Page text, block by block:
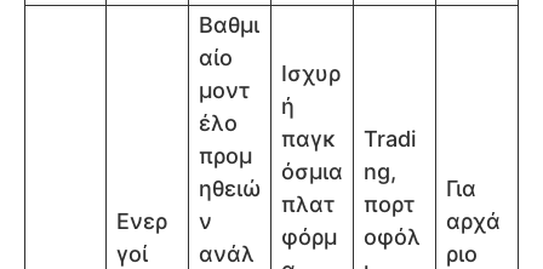
Ενερ
γοί
Βαθμι
αίο
μοντ
έλο
προμ
ηθειώ
ν
ανάλ
Ισχυρ
ή
παγκ
όσμια
πλατ
φόρμ
Tradi
ng,
πορτ
οφόλ
Για
αρχά
ριο